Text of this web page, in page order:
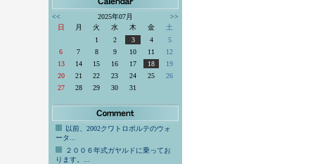
<< 2025年07月
>>
日
月 火 水 木 金
土
1
2 3 4
5
6
7 8 9 10 11
12
13
14 15 16 17 18
19
20
21 22 23 24 25
26
27
28 29 30 31
以前、2002クワトロポルテのウォ
ータ...
２００６年式ガヤルドに乗ってお
ります。...